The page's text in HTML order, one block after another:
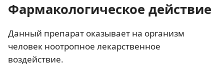
Фармакологическое действие
Данный препарат оказывает на организм
человек ноотропное лекарственное
воздействие.